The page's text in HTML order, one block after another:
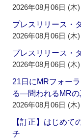
2026年08月06日 (木)
プレスリリース・
2026年08月06日 (木)
プレスリリース・
2026年08月06日 (木)
21日にMRフォー
る―問われるMR
2026年08月06日 (木)
【訂正】はじめ
チ